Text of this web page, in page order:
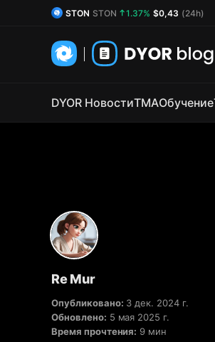
DYOR Coin DYOR 0.06% $0,53
DYOR НовостиTMAОбучение
Re Mur
Опубликовано: 3 дек. 2024 г.
Обновлено: 5 мая 2025 г.
Время прочтения: 9 мин